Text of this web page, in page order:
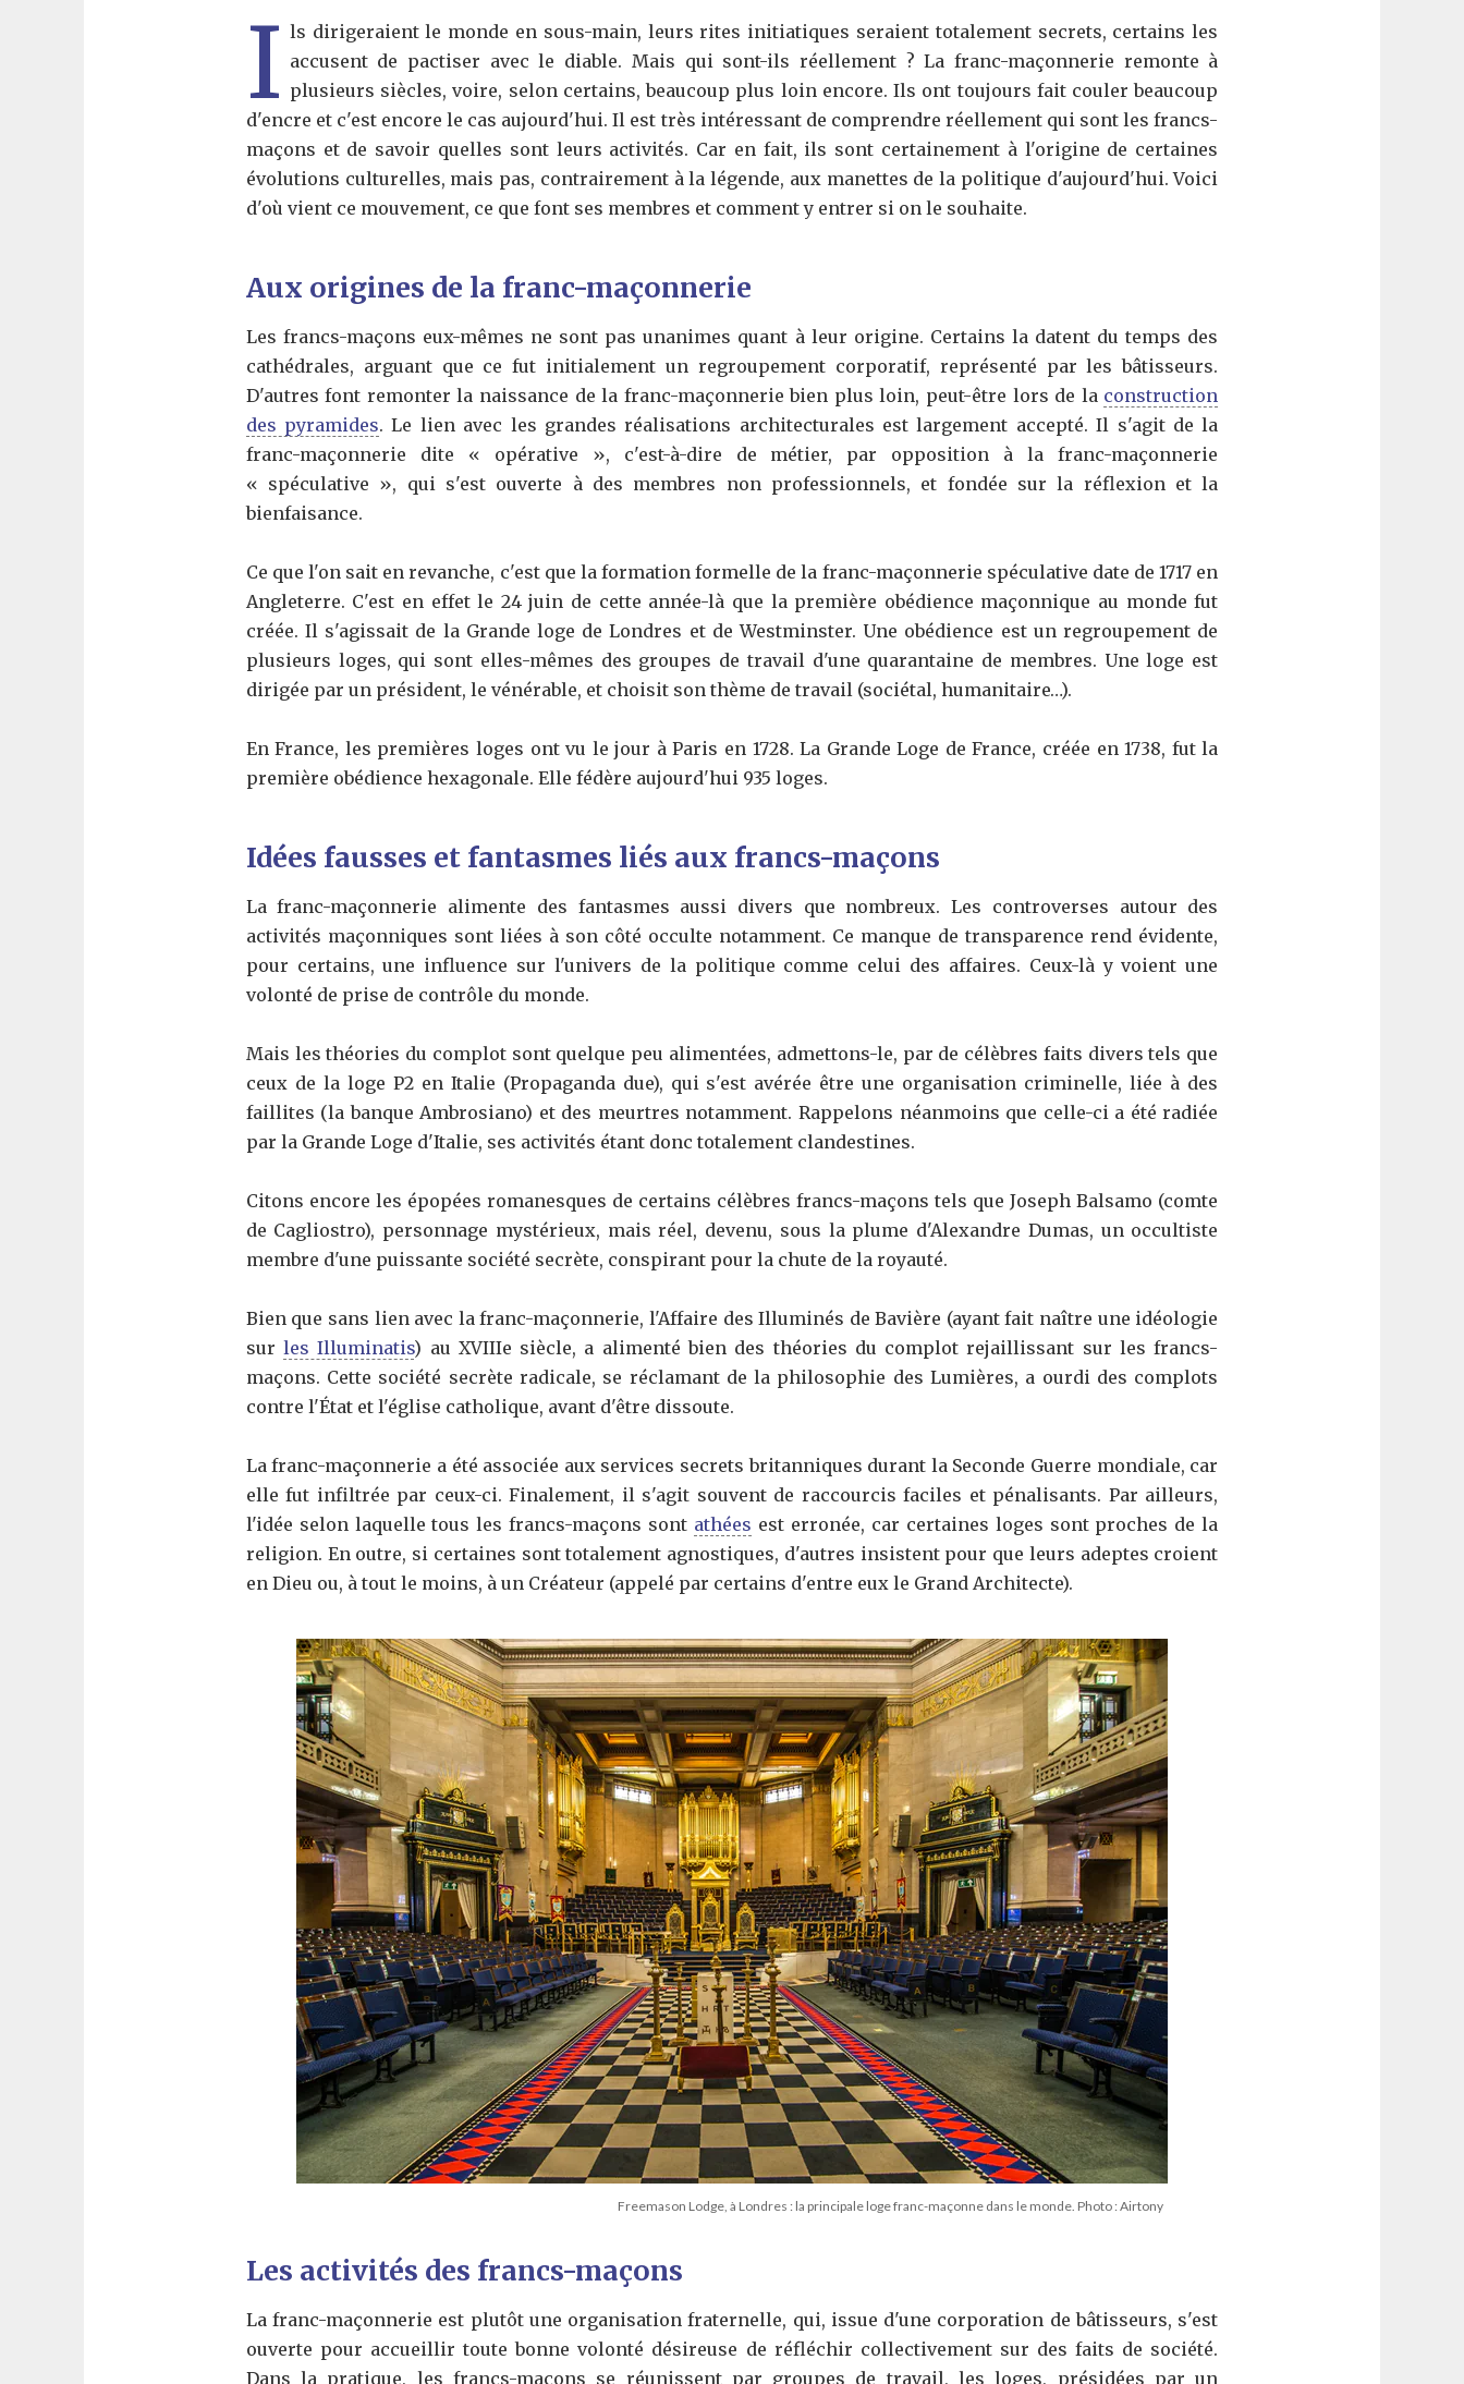
I ls dirigeraient le monde en sous-main, leurs rites initiatiques seraient totalement secrets, certains les
accusent de pactiser avec le diable. Mais qui sont-ils réellement ? La franc-maçonnerie remonte à
plusieurs siècles, voire, selon certains, beaucoup plus loin encore. Ils ont toujours fait couler beaucoup
d'encre et c'est encore le cas aujourd'hui. Il est très intéressant de comprendre réellement qui sont les francs-
maçons et de savoir quelles sont leurs activités. Car en fait, ils sont certainement à l'origine de certaines
évolutions culturelles, mais pas, contrairement à la légende, aux manettes de la politique d'aujourd'hui. Voici
d'où vient ce mouvement, ce que font ses membres et comment y entrer si on le souhaite.
Aux origines de la franc-maçonnerie
Les francs-maçons eux-mêmes ne sont pas unanimes quant à leur origine. Certains la datent du temps des
cathédrales, arguant que ce fut initialement un regroupement corporatif, représenté par les bâtisseurs.
D'autres font remonter la naissance de la franc-maçonnerie bien plus loin, peut-être lors de la construction
des pyramides. Le lien avec les grandes réalisations architecturales est largement accepté. Il s'agit de la
franc-maçonnerie dite « opérative », c'est-à-dire de métier, par opposition à la franc-maçonnerie
« spéculative », qui s'est ouverte à des membres non professionnels, et fondée sur la réflexion et la
bienfaisance.
Ce que l'on sait en revanche, c'est que la formation formelle de la franc-maçonnerie spéculative date de 1717 en
Angleterre. C'est en effet le 24 juin de cette année-là que la première obédience maçonnique au monde fut
créée. Il s'agissait de la Grande loge de Londres et de Westminster. Une obédience est un regroupement de
plusieurs loges, qui sont elles-mêmes des groupes de travail d'une quarantaine de membres. Une loge est
dirigée par un président, le vénérable, et choisit son thème de travail (sociétal, humanitaire…).
En France, les premières loges ont vu le jour à Paris en 1728. La Grande Loge de France, créée en 1738, fut la
première obédience hexagonale. Elle fédère aujourd'hui 935 loges.
Idées fausses et fantasmes liés aux francs-maçons
La franc-maçonnerie alimente des fantasmes aussi divers que nombreux. Les controverses autour des
activités maçonniques sont liées à son côté occulte notamment. Ce manque de transparence rend évidente,
pour certains, une influence sur l'univers de la politique comme celui des affaires. Ceux-là y voient une
volonté de prise de contrôle du monde.
Mais les théories du complot sont quelque peu alimentées, admettons-le, par de célèbres faits divers tels que
ceux de la loge P2 en Italie (Propaganda due), qui s'est avérée être une organisation criminelle, liée à des
faillites (la banque Ambrosiano) et des meurtres notamment. Rappelons néanmoins que celle-ci a été radiée
par la Grande Loge d'Italie, ses activités étant donc totalement clandestines.
Citons encore les épopées romanesques de certains célèbres francs-maçons tels que Joseph Balsamo (comte
de Cagliostro), personnage mystérieux, mais réel, devenu, sous la plume d'Alexandre Dumas, un occultiste
membre d'une puissante société secrète, conspirant pour la chute de la royauté.
Bien que sans lien avec la franc-maçonnerie, l'Affaire des Illuminés de Bavière (ayant fait naître une idéologie
surles Illuminatis) au XVIIIe siècle, a alimenté bien des théories du complot rejaillissant sur les francs-
maçons. Cette société secrète radicale, se réclamant de la philosophie des Lumières, a ourdi des complots
contre l'État et l'église catholique, avant d'être dissoute.
La franc-maçonnerie a été associée aux services secrets britanniques durant la Seconde Guerre mondiale, car
elle fut infiltrée par ceux-ci. Finalement, il s'agit souvent de raccourcis faciles et pénalisants. Par ailleurs,
l'idée selon laquelle tous les francs-maçons sont athées est erronée, car certaines loges sont proches de la
religion. En outre, si certaines sont totalement agnostiques, d'autres insistent pour que leurs adeptes croient
en Dieu ou, à tout le moins, à un Créateur (appelé par certains d'entre eux le Grand Architecte).
Freemason Lodge, à Londres : la principale loge franc-maçonne dans le monde. Photo : Airtony
Les activités des francs-maçons
La franc-maçonnerie est plutôt une organisation fraternelle, qui, issue d'une corporation de bâtisseurs, s'est
ouverte pour accueillir toute bonne volonté désireuse de réfléchir collectivement sur des faits de société.
Dans la pratique, les francs-maçons se réunissent par groupes de travail, les loges, présidées par un